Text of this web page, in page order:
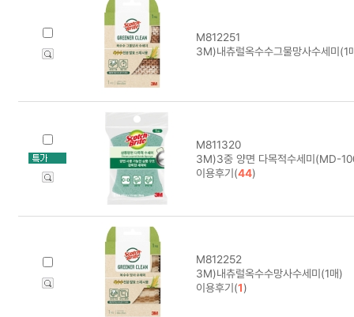
M812251
3M)내츄럴옥수수그물망사수세미(1
M811320
3M)3중 양면 다목적수세미(MD-
이용후기(44)
M812252
3M)내츄럴옥수수망사수세미(1매)
이용후기(1)